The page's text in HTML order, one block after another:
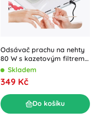
Odsávač prachu na nehty
80 W s kazetovým filtrem
bez sáčků
Skladem
349 Kč
Do košíku